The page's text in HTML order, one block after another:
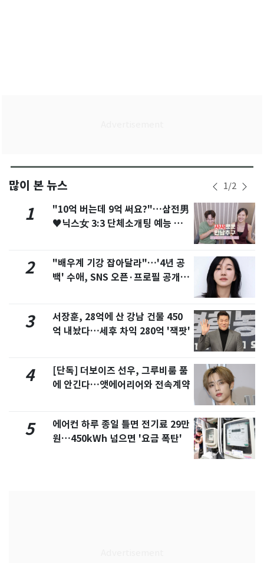
많이 본 뉴스 1/2
1
"10억 버는데 9억 써요?"…삼전男
♥닉스女 3:3 단체소개팅 예능 화
2
"배우계 기강 잡아달라"…'4년 공
백' 수애, SNS 오픈·프로필 공개
3
서장훈, 28억에 산 강남 건물 450
억 내놨다…세후 차익 280억 '잭팟'
4
[단독] 더보이즈 선우, 그루비룸 품
에 안긴다…앳에어리어와 전속계약
5
에어컨 하루 종일 틀면 전기료 29만
원…450kWh 넘으면 '요금 폭탄'